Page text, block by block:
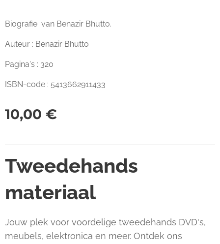
Biografie van Benazir Bhutto.
Auteur : Benazir Bhutto
Pagina's : 320
ISBN-code : 5413662911433
10,00 €
Tweedehands
materiaal
Jouw plek voor voordelige tweedehands DVD's,
meubels, elektronica en meer. Ontdek ons